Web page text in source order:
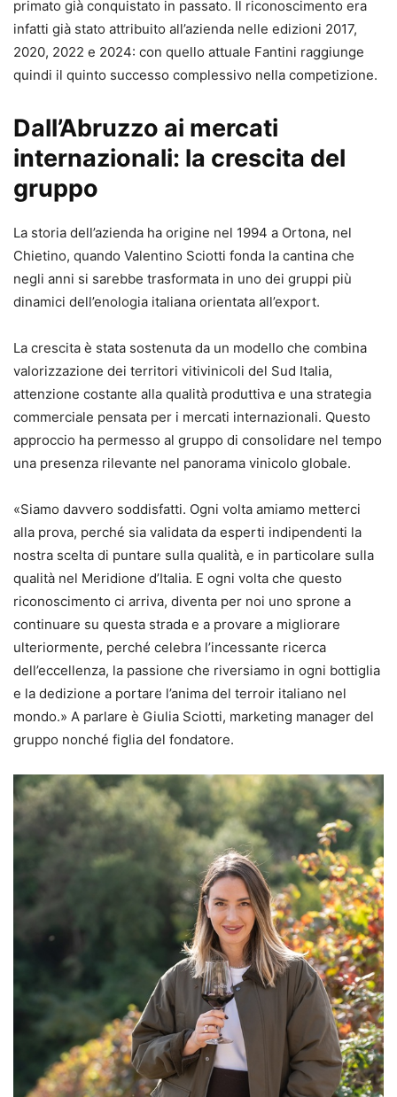
primato già conquistato in passato. Il riconoscimento era
infatti già stato attribuito all’azienda nelle edizioni 2017,
2020, 2022 e 2024: con quello attuale Fantini raggiunge
quindi il quinto successo complessivo nella competizione.
Dall’Abruzzo ai mercati
internazionali: la crescita del
gruppo
La storia dell’azienda ha origine nel 1994 a Ortona, nel
Chietino, quando Valentino Sciotti fonda la cantina che
negli anni si sarebbe trasformata in uno dei gruppi più
dinamici dell’enologia italiana orientata all’export.
La crescita è stata sostenuta da un modello che combina
valorizzazione dei territori vitivinicoli del Sud Italia,
attenzione costante alla qualità produttiva e una strategia
commerciale pensata per i mercati internazionali. Questo
approccio ha permesso al gruppo di consolidare nel tempo
una presenza rilevante nel panorama vinicolo globale.
«Siamo davvero soddisfatti. Ogni volta amiamo metterci
alla prova, perché sia validata da esperti indipendenti la
nostra scelta di puntare sulla qualità, e in particolare sulla
qualità nel Meridione d’Italia. E ogni volta che questo
riconoscimento ci arriva, diventa per noi uno sprone a
continuare su questa strada e a provare a migliorare
ulteriormente, perché celebra l’incessante ricerca
dell’eccellenza, la passione che riversiamo in ogni bottiglia
e la dedizione a portare l’anima del terroir italiano nel
mondo.» A parlare è Giulia Sciotti, marketing manager del
gruppo nonché figlia del fondatore.